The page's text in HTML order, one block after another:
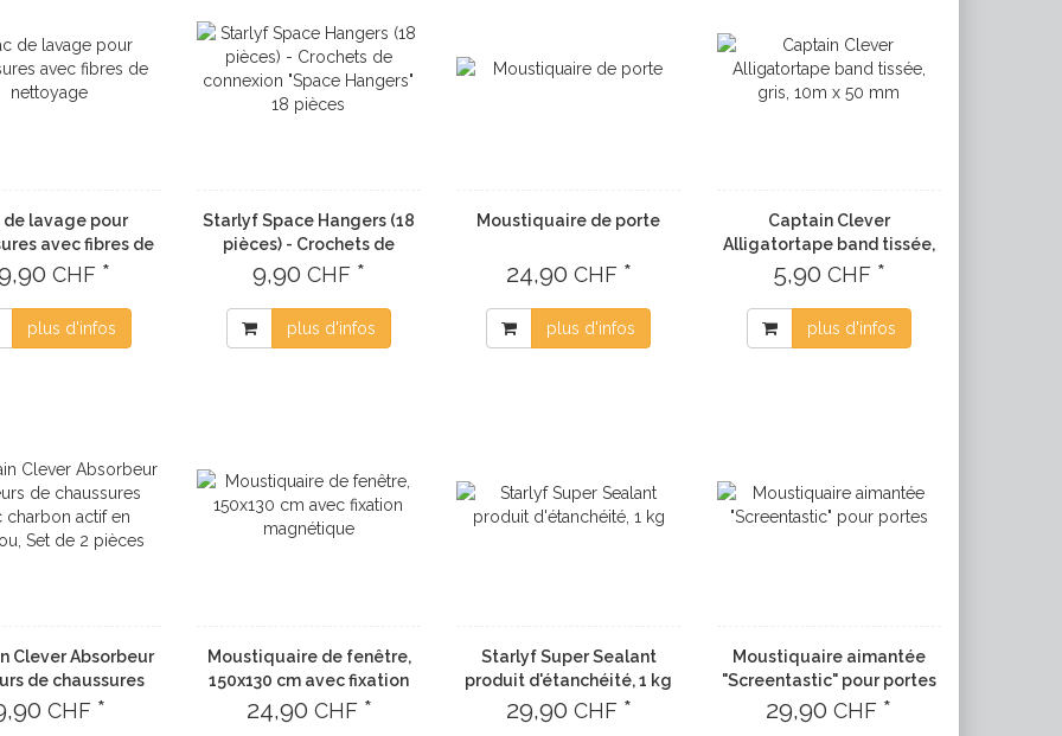
de lavage pour
avec fibres de
nettoyage
CHF *
plus d'infos
Starlyf Space Hangers (18
pièces) - Crochets de
connexion "Space Hangers"
18 pièces
9,90CHF *
plus d'infos
Moustiquaire de porte
24,90 CHF *
plus d'infos
Captain Clever
Alligatortape band tissée,
gris, 10m x 50 mm
5,90 CHF *
plus d'infos
Clever Absorbeur
de chaussures
actif en
Set de 2 pièces
CHF *
Moustiquaire de fenêtre,
150x130 cm avec fixation
magnétique
24,90 CHF *
Starlyf Super Sealant
produit d'étanchéité, 1 kg
29,90 CHF *
Moustiquaire aimantée
"Screentastic" pour portes
29,90CHF *